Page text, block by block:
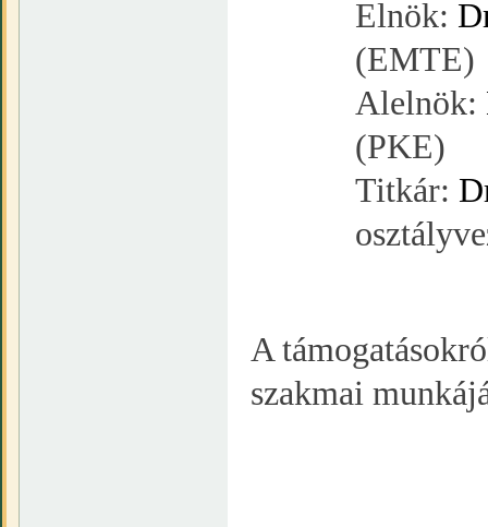
Elnök:
(EMTE)
Alelnök:
(PKE)
Titkár:
A
szakmai